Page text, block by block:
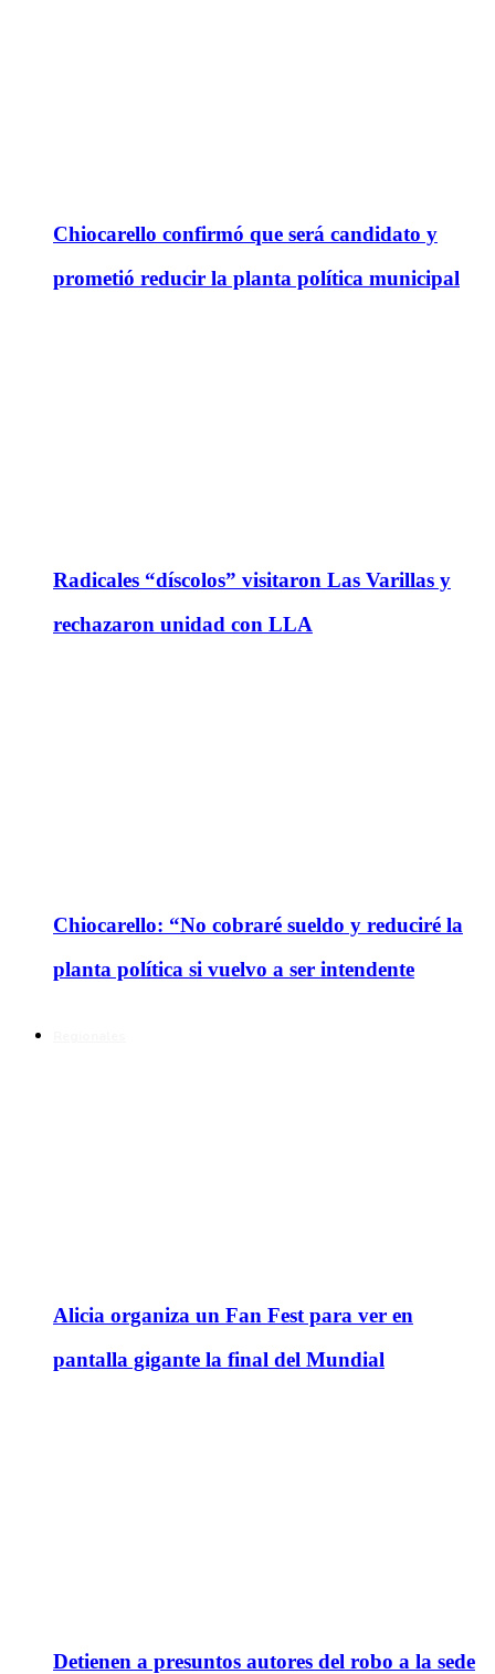
Chiocarello confirmó que será candidato y
prometió reducir la planta política municipal
Radicales “díscolos” visitaron Las Varillas y
rechazaron unidad con LLA
Chiocarello: “No cobraré sueldo y reduciré la
planta política si vuelvo a ser intendente
Alicia organiza un Fan Fest para ver en
pantalla gigante la final del Mundial
Detienen a presuntos autores del robo a la sede